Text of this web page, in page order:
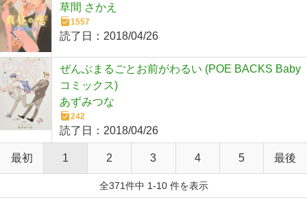
草間 さかえ
1557
読了日： 2018/04/26
ぜんぶまるごとお前がわるい (POE BACKS Baby
コミックス)
あずみつな
242
読了日： 2018/04/26
最初 1 2 3 4 5 最後
全371件中 1-10 件を表示